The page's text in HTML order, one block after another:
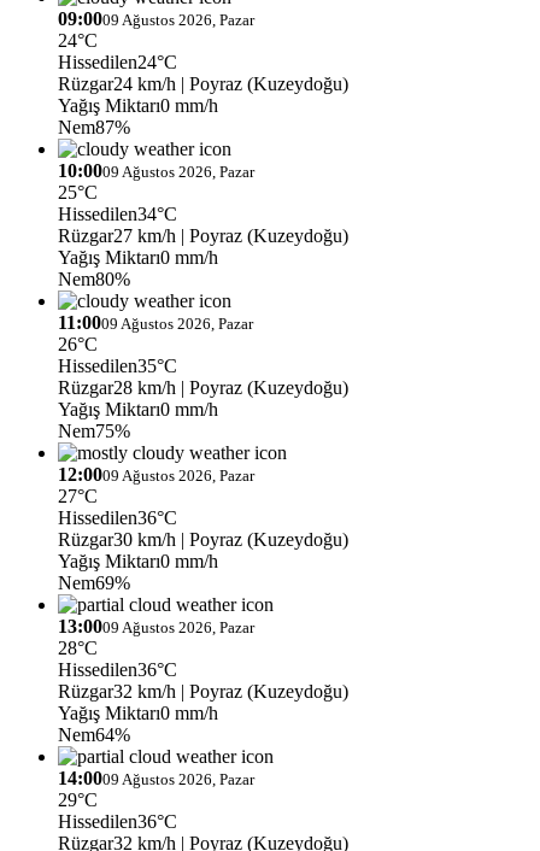
09:0009 Ağustos 2026, Pazar
24°C
Hissedilen24°C
Rüzgar24 km/h | Poyraz (Kuzeydoğu)
Yağış Miktarı0 mm/h
Nem87%
10:0009 Ağustos 2026, Pazar
25°C
Hissedilen34°C
Rüzgar27 km/h | Poyraz (Kuzeydoğu)
Yağış Miktarı0 mm/h
Nem80%
11:0009 Ağustos 2026, Pazar
26°C
Hissedilen35°C
Rüzgar28 km/h | Poyraz (Kuzeydoğu)
Yağış Miktarı0 mm/h
Nem75%
12:0009 Ağustos 2026, Pazar
27°C
Hissedilen36°C
Rüzgar30 km/h | Poyraz (Kuzeydoğu)
Yağış Miktarı0 mm/h
Nem69%
13:0009 Ağustos 2026, Pazar
28°C
Hissedilen36°C
Rüzgar32 km/h | Poyraz (Kuzeydoğu)
Yağış Miktarı0 mm/h
Nem64%
14:0009 Ağustos 2026, Pazar
29°C
Hissedilen36°C
Rüzgar32 km/h | Poyraz (Kuzeydoğu)